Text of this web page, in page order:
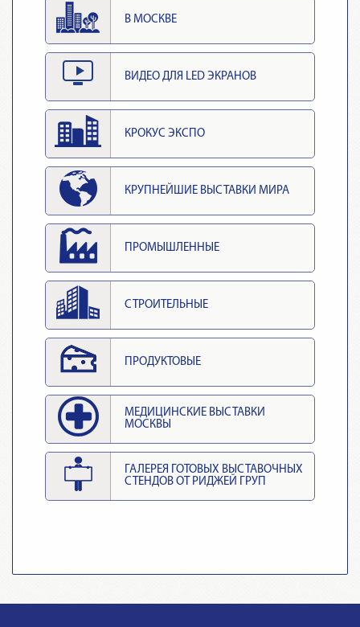
В МОСКВЕ
ВИДЕО ДЛЯ LED ЭКРАНОВ
КРОКУС ЭКСПО
КРУПНЕЙШИЕ ВЫСТАВКИ МИРА
ПРОМЫШЛЕННЫЕ
СТРОИТЕЛЬНЫЕ
ПРОДУКТОВЫЕ
МЕДИЦИНСКИЕ ВЫСТАВКИ
МОСКВЫ
ГАЛЕРЕЯ ГОТОВЫХ ВЫСТАВОЧНЫХ
СТЕНДОВ ОТ РИДЖЕЙ ГРУП